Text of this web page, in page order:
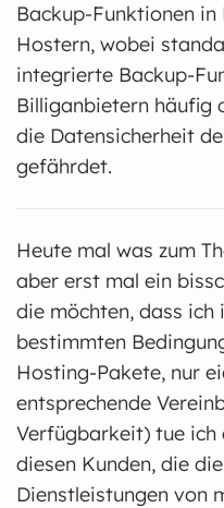
Backup-Funktionen in
Hostern, wobei
integrierte Backup-
Billiganbietern häufig
die Datensicherheit
gefährdet.
Heute mal was zum
aber erst mal ein
die möchten, dass ich
bestimmten
Hosting-Pakete, nur
entsprechende
Verfügbarkeit) tue ich
diesen Kunden, die
Dienstleistungen von